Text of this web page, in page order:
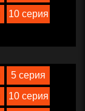
10 серия
5 серия
10 серия